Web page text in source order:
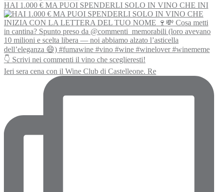
HAI 1.000 € MA PUOI SPENDERLI SOLO IN VINO CHE INI
Ieri sera cena con il Wine Club di Castelleone. Re